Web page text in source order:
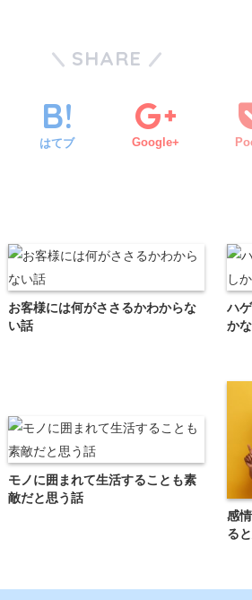
SHARE
はてブ Google+
お客様には何がささるかわからな
い話
ハ
か
モノに囲まれて生活することも素
敵だと思う話
感
る